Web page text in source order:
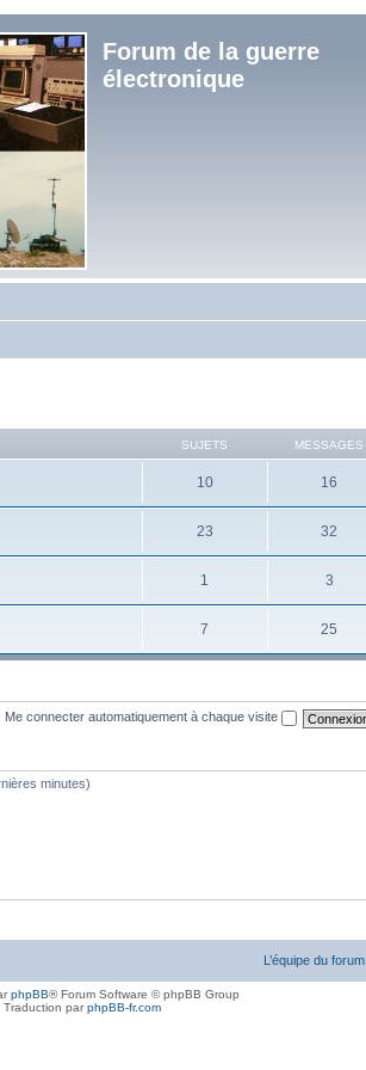
Forum de la guerre
électronique
SUJETS MESSAGES
10 16
23 32
1 3
7 25
Me connecter automatiquement à chaque visite
minutes)
L’équipe du forum
phpBB® Forum Software © phpBB Group
Traduction parphpBB-fr.com